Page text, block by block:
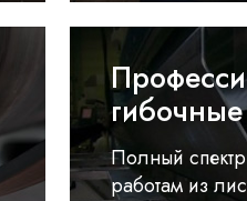
Полный
работам из